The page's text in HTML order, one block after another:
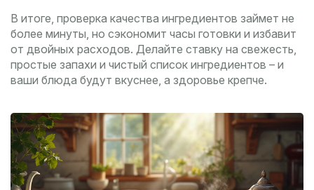
В итоге, проверка качества ингредиентов займет не
более минуты, но сэкономит часы готовки и избавит
от двойных расходов. Делайте ставку на свежесть,
простые запахи и чистый список ингредиентов – и
ваши блюда будут вкуснее, а здоровье крепче.